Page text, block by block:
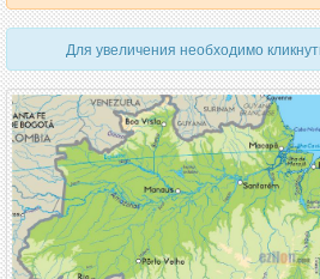
Для увеличения необходимо